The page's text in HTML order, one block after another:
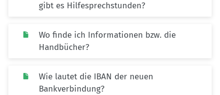
gibt es Hilfesprechstunden?
Wo finde ich Informationen bzw. die
Handbücher?
Wie lautet die IBAN der neuen
Bankverbindung?